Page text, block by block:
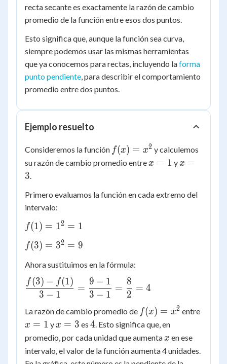
recta secante es exactamente la razón de cambio
promedio de la función entre esos dos puntos.
Esto significa que, aunque la función sea curva,
siempre podemos usar las mismas herramientas
que ya conocemos para rectas, incluyendo laforma
punto pendiente, para describir el comportamiento
promedio entre dos puntos.
Ejemplo resuelto
Consideremos la función f(x)
=
f(x) = x2 y calculemos
su razón de cambio promedio entre x
x = 1 y x
x =
3.
Primero evaluamos la función en cada extremo del
intervalo:
f(1)
1^2
= 1
f(1) = 12 = 1
f(3)
3^2
= 9
f(3) = 32 = 9
Ahora sustituimos en la fórmula:
\dfrac{f(3)
- f(1)}{3 -
\dfrac{9 -
1}{3 - 1}
=
\dfrac{8}
3 − 1
f(3) − f(1)
=
3 − 1
9 − 1
=
2
8
= 4
La razón de cambio promedio de f(x)
=
f(x) = x2 entrex
x = 1 y x
=
x = 3 es 4
4. Esto significa que, en
promedio, por cada unidad que aumenta x
x en ese
intervalo, el valor de la función aumenta 4 unidades.